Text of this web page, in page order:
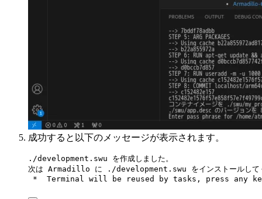
成功すると以下のメッセージが表示されます。
Terminal window
./development.swu
を作成しました。
次は Armadillo に ./development.swu
をインストールして
*
Terminal will be reused by tasks, press any